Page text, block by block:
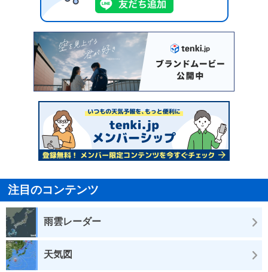
注目のコンテンツ
雨雲レーダー
天気図